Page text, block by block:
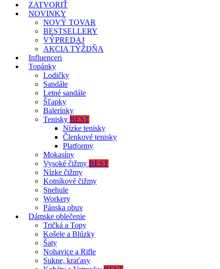
ZATVORIŤ
NOVINKY
NOVÝ TOVAR
BESTSELLERY
VÝPREDAJ
AKCIA TÝŽDŇA
Influenceri
Topánky
Lodičky
Sandále
Letné sandále
Šľapky
Balerínky
Tenisky BEST
Nízke tenisky
Členkové tenisky
Platformy
Mokasíny
Vysoké čižmy BEST
Nízke čižmy
Kotníkové čižmy
Snehule
Workery
Pánska obuv
Dámske oblečenie
Tričká a Topy
Košele a Blúzky
Šaty
Nohavice a Rifle
Sukne, kraťasy